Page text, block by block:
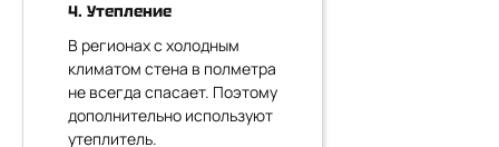
4. Утепление
В регионах с холодным
климатом стена в полметра
не всегда спасает. Поэтому
дополнительно используют
утеплитель.